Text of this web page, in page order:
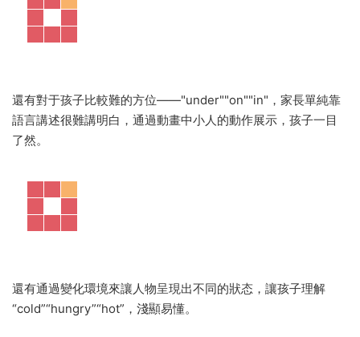
還有對于孩子比較難的方位——"under""on""in"，家長單純靠
語言講述很難講明白，通過動畫中小人的動作展示，孩子一目
了然。
還有通過變化環境來讓人物呈現出不同的狀态，讓孩子理解
“cold”“hungry”“hot”，淺顯易懂。